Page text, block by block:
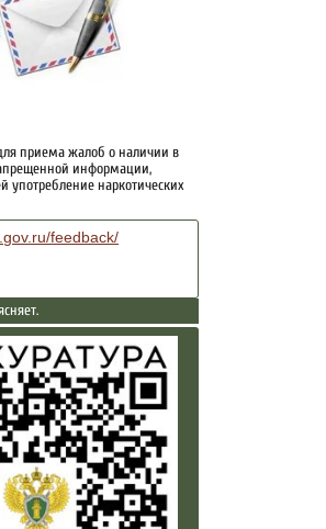
приема жалоб о наличии в
информации,
употребление наркотических
feedback/